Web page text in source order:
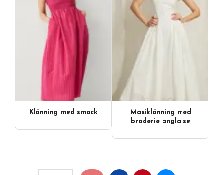
Klänning med smock
Maxiklänning med
broderie anglaise